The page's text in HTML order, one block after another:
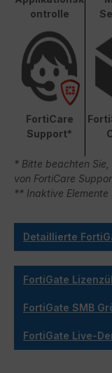
ontrolle
FortiCare
Support*
* Bitte beachten
von FortiCare
** Inaktive Elemente
Detaillierte
FortiGate
FortiGate SMB
FortiGate Live-